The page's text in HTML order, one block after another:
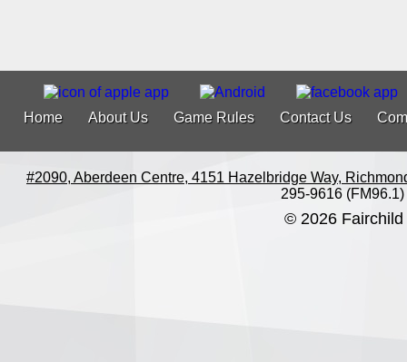
Home About Us Game Rules Contact Us
#2090, Aberdeen Centre, 4151 Hazelbridge Way,
295-9616 (FM96.1)
© 2026 Fairchild